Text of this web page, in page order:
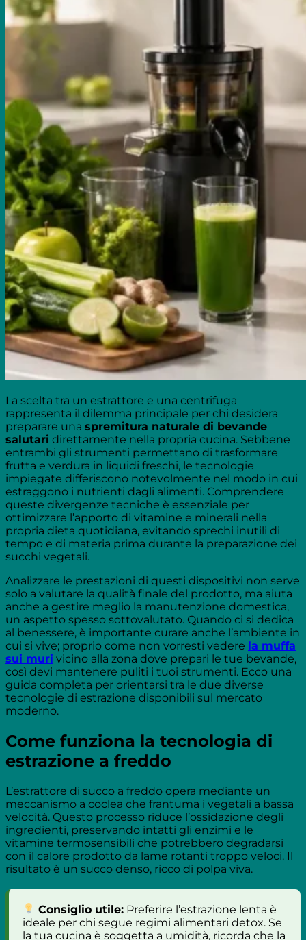
La scelta tra un estrattore e una centrifuga
rappresenta il dilemma principale per chi desidera
preparare una spremitura naturale di bevande
salutari direttamente nella propria cucina. Sebbene
entrambi gli strumenti permettano di trasformare
frutta e verdura in liquidi freschi, le tecnologie
impiegate differiscono notevolmente nel modo in cui
estraggono i nutrienti dagli alimenti. Comprendere
queste divergenze tecniche è essenziale per
ottimizzare l’apporto di vitamine e minerali nella
propria dieta quotidiana, evitando sprechi inutili di
tempo e di materia prima durante la preparazione dei
succhi vegetali.
Analizzare le prestazioni di questi dispositivi non serve
solo a valutare la qualità finale del prodotto, ma aiuta
anche a gestire meglio la manutenzione domestica,
un aspetto spesso sottovalutato. Quando ci si dedica
al benessere, è importante curare anche l’ambiente in
cui si vive; proprio come non vorresti vedere la muffa
sui muri vicino alla zona dove prepari le tue bevande,
così devi mantenere puliti i tuoi strumenti. Ecco una
guida completa per orientarsi tra le due diverse
tecnologie di estrazione disponibili sul mercato
moderno.
Come funziona la tecnologia di
estrazione a freddo
L’estrattore di succo a freddo opera mediante un
meccanismo a coclea che frantuma i vegetali a bassa
velocità. Questo processo riduce l’ossidazione degli
ingredienti, preservando intatti gli enzimi e le
vitamine termosensibili che potrebbero degradarsi
con il calore prodotto da lame rotanti troppo veloci. Il
risultato è un succo denso, ricco di polpa viva.
Consiglio utile: Preferire l’estrazione lenta è
ideale per chi segue regimi alimentari detox. Se
la tua cucina è soggetta a umidità, ricorda che la